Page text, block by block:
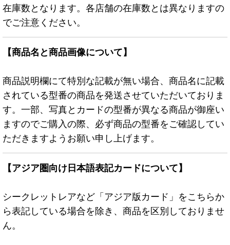
在庫数となります。各店舗の在庫数とは異なりますの
でご注意ください。
【商品名と商品画像について】
商品説明欄にて特別な記載が無い場合、商品名に記載
されている型番の商品を発送させていただいておりま
す。一部、写真とカードの型番が異なる商品が御座い
ますのでご購入の際、必ず商品の型番をご確認してい
ただきますようお願い申し上げます。
【アジア圏向け日本語表記カードについて】
シークレットレアなど「アジア版カード」をこちらか
ら表記している場合を除き、商品を区別しておりませ
ん。